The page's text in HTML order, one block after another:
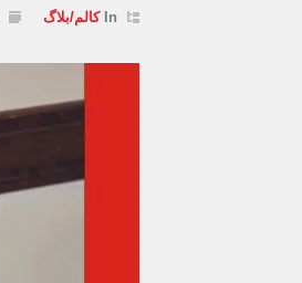
In کالم/بلاگ